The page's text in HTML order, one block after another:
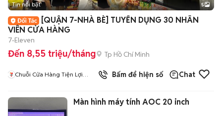
Tin nổi bật 5
[QUẬN 7-NHÀ BÈ] TUYỂN DỤNG 30 NHÂN
VIÊN CỬA HÀNG
7-Eleven
Đến 8,55 triệu/tháng Tp Hồ Chí Minh
Chuỗi Cửa Hàng Tiện Lợi
2đã bán
Bấm để hiện số Chat
Màn hình máy tính AOC 20 inch